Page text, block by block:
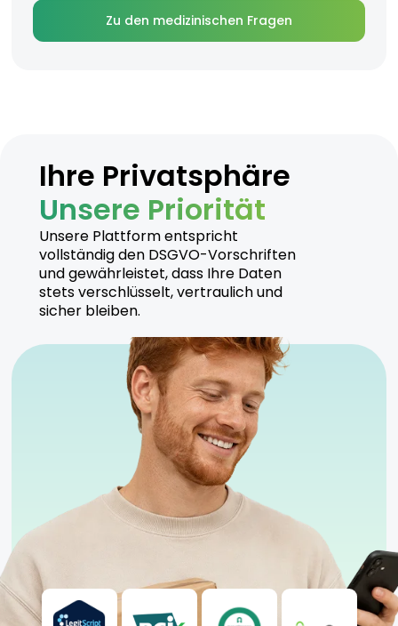
Zu den medizinischen Fragen
Ihre Privatsphäre
Unsere Priorität
Unsere Plattform entspricht
vollständig den DSGVO-Vorschriften
und gewährleistet, dass Ihre Daten
stets verschlüsselt, vertraulich und
sicher bleiben.